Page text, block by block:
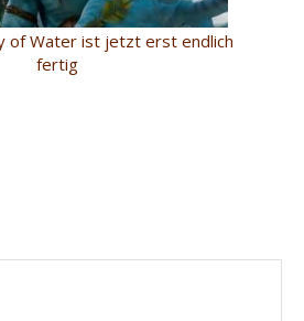
of Water ist jetzt erst endlich
fertig